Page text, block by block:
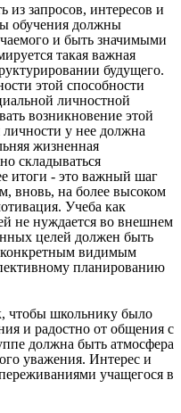
из запросов, интересов и
обучения должны
и быть значимыми
такая важная
будущего.
этой способности
личностной
возникновение этой
личности у нее должна
жизненная
складываться
итоги - это важный шаг
вновь, на более высоком
Учеба как
не нуждается во внешнем
целей должен быть
конкретным видимым
планированию
чтобы школьнику было
и радостно от общения с
должна быть атмосфера
уважения. Интерес и
учащегося в